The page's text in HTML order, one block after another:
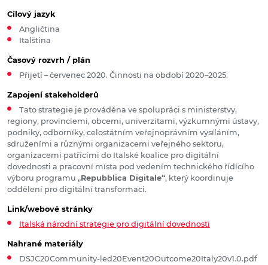
Cílový jazyk
Angličtina
Italština
Časový rozvrh / plán
Přijetí – červenec 2020. Činnosti na období 2020–2025.
Zapojení stakeholderů
Tato strategie je prováděna ve spolupráci s ministerstvy,
regiony, provinciemi, obcemi, univerzitami, výzkumnými ústavy,
podniky, odborníky, celostátním veřejnoprávním vysíláním,
sdruženími a různými organizacemi veřejného sektoru,
organizacemi patřícími do Italské koalice pro digitální
dovednosti a pracovní místa pod vedením technického řídícího
výboru programu „Repubblica Digitale“, který koordinuje
oddělení pro digitální transformaci.
Link/webové stránky
Italská národní strategie pro digitální dovednosti
Nahrané materiály
DSJC20Community-led20Event20Outcome20Italy20v1.0.pdf